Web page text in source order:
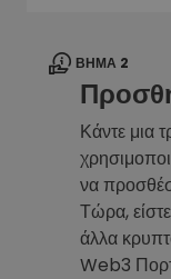
ΒΉΜΑ 2
Κάντε μια
να
Τώρα,
άλλα
Web3